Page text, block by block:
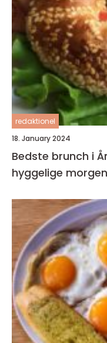
redaktionel
18. January 2024
Bedste brunch i
hyggelige